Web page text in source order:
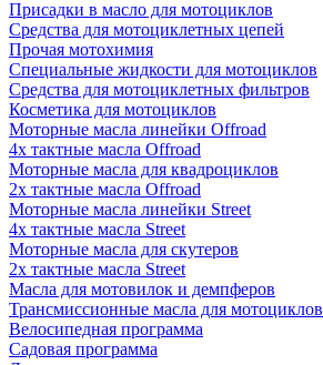
Присадки в масло для мотоциклов
Средства для мотоциклетных цепей
Прочая мотохимия
Специальные жидкости для мотоциклов
Средства для мотоциклетных фильтров
Косметика для мотоциклов
Моторные масла линейки Offroad
4х тактные масла Offroad
Моторные масла для квадроциклов
2х тактные масла Offroad
Моторные масла линейки Street
4х тактные масла Street
Моторные масла для скутеров
2х тактные масла Street
Масла для мотовилок и демпферов
Трансмиссионные масла для мотоциклов
Велосипедная программа
Садовая программа